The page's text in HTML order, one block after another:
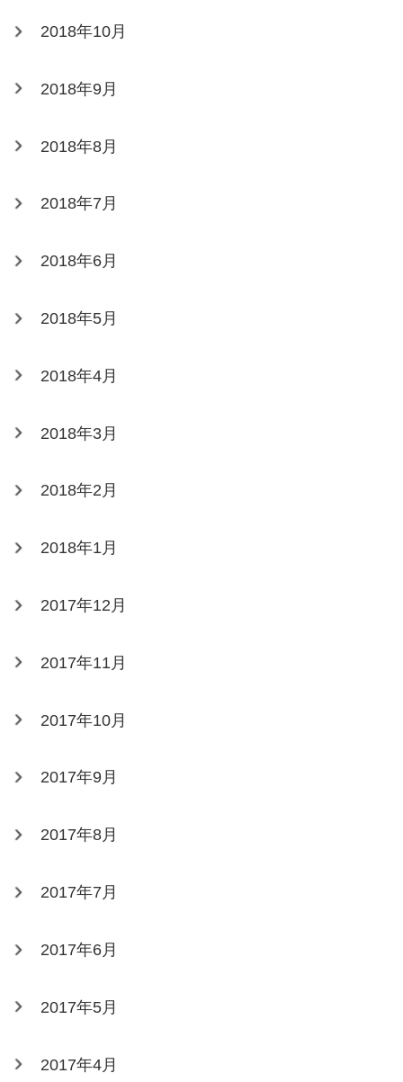
2018年10月
2018年9月
2018年8月
2018年7月
2018年6月
2018年5月
2018年4月
2018年3月
2018年2月
2018年1月
2017年12月
2017年11月
2017年10月
2017年9月
2017年8月
2017年7月
2017年6月
2017年5月
2017年4月